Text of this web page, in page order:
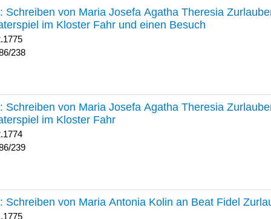
238 : Schreiben von Maria Josefa Agatha Theresia
im Kloster Fahr und einen Besuch
238
239 : Schreiben von Maria Josefa Agatha Theresia
im Kloster Fahr
239
237 : Schreiben von Maria Antonia Kolin an Beat Fidel